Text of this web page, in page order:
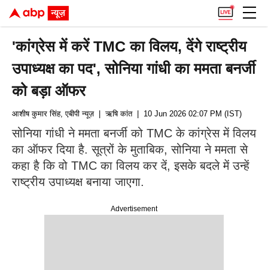
'कांग्रेस में करें TMC का विलय, देंगे राष्ट्रीय
उपाध्यक्ष का पद', सोनिया गांधी का ममता बनर्जी
को बड़ा ऑफर
Advertisement
आशीष कुमार सिंह, एबीपी न्यूज़| ऋषि कांत| 10 Jun 2026 02:07 PM (IST)
सोनिया गांधी ने ममता बनर्जी को TMC के कांग्रेस में विलय
का ऑफर दिया है. सूत्रों के मुताबिक, सोनिया ने ममता से
कहा है कि वो TMC का विलय कर दें, इसके बदले में उन्हें
राष्ट्रीय उपाध्यक्ष बनाया जाएगा.